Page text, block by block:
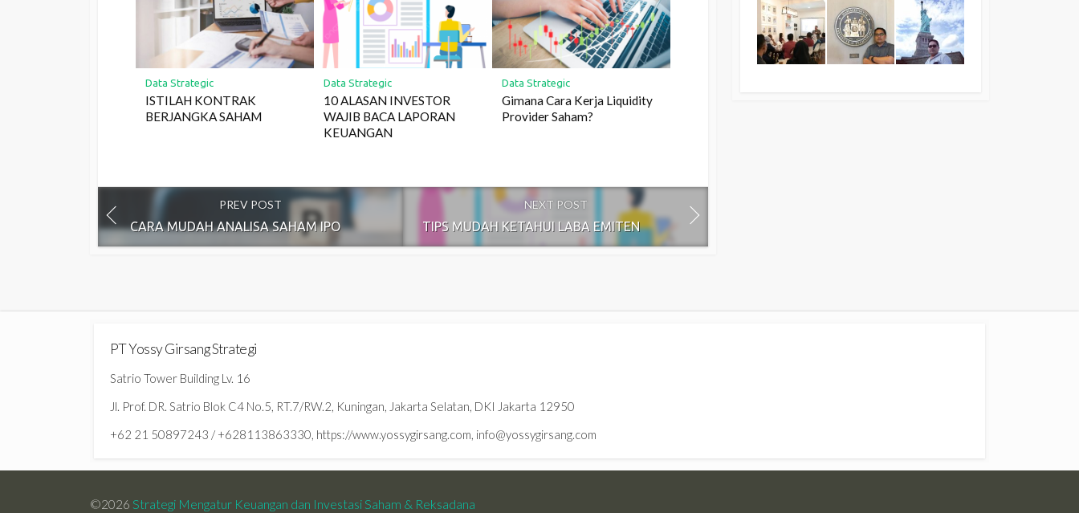
Data Strategic
ISTILAH KONTRAK
BERJANGKA SAHAM
Data Strategic
10 ALASAN INVESTOR
WAJIB BACA LAPORAN
KEUANGAN
Data Strategic
Gimana Cara Kerja Liquidity
Provider Saham?
PREV POST
CARA MUDAH ANALISA SAHAM IPO
NEXT POST
TIPS MUDAH KETAHUI LABA EMITEN
PT Yossy Girsang Strategi
Satrio Tower Building Lv. 16
Jl. Prof. DR. Satrio Blok C4 No.5, RT.7/RW.2, Kuningan, Jakarta Selatan, DKI Jakarta 12950
+62 21 50897243 / +628113863330, https://www.yossygirsang.com, info@yossygirsang.com
©2026 Strategi Mengatur Keuangan dan Investasi Saham & Reksadana